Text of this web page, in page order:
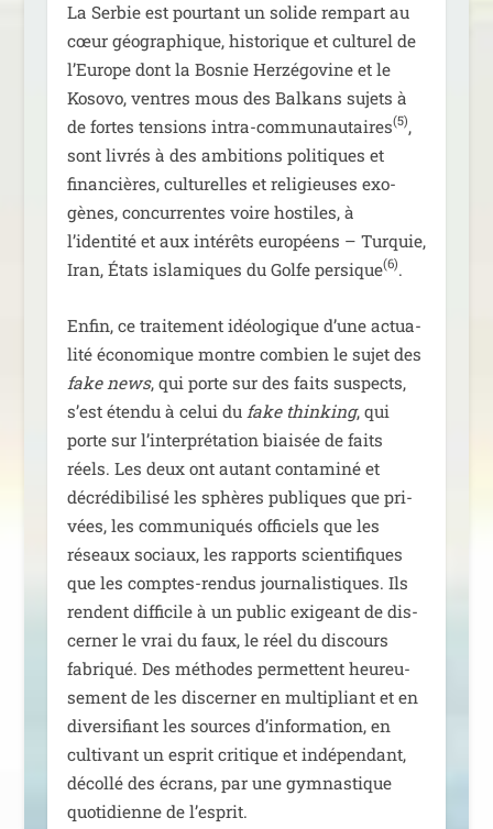
La Serbie est pour­tant un solide rem­part au
cœur géo­gra­phique, his­to­rique et cultu­rel de
l’Europe dont la Bosnie Herzégovine et le
Kosovo, ventres mous des Balkans sujets à
de fortes ten­sions intra-com­mu­nau­taires(5),
sont livrés à des ambi­tions poli­tiques et
finan­cières, cultu­relles et reli­gieuses exo­
gènes, concur­rentes voire hos­tiles, à
l’identité et aux inté­rêts euro­péens – Turquie,
Iran, États isla­miques du Golfe per­sique(6).
Enfin, ce trai­te­ment idéo­lo­gique d’une actua­
li­té éco­no­mique montre com­bien le sujet des
fake news, qui porte sur des faits sus­pects,
s’est éten­du à celui du fake thin­king, qui
porte sur l’interprétation biai­sée de faits
réels. Les deux ont autant conta­mi­né et
décré­di­bi­li­sé les sphères publiques que pri­
vées, les com­mu­ni­qués offi­ciels que les
réseaux sociaux, les rap­ports scien­ti­fiques
que les comptes-ren­dus jour­na­lis­tiques. Ils
rendent dif­fi­cile à un public exi­geant de dis­
cer­ner le vrai du faux, le réel du dis­cours
fabri­qué. Des méthodes per­mettent heu­reu­
se­ment de les dis­cer­ner en mul­ti­pliant et en
diver­si­fiant les sources d’information, en
culti­vant un esprit cri­tique et indé­pen­dant,
décol­lé des écrans, par une gym­nas­tique
quo­ti­dienne de l’esprit.